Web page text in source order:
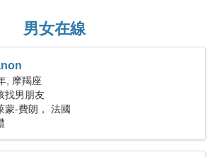
男女在線
, 摩羯座
找男朋友
蒙-費朗， 法國